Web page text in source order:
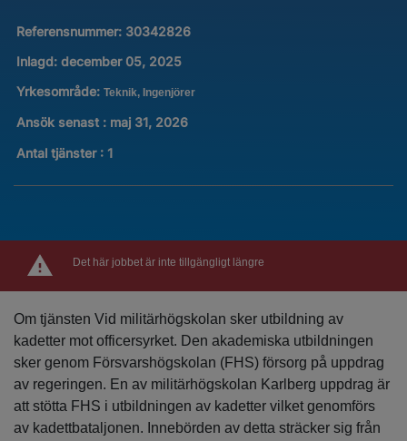
Referensnummer: 30342826
Inlagd: december 05, 2025
Yrkesområde: Teknik, Ingenjörer
Ansök senast : maj 31, 2026
Antal tjänster : 1
Det här jobbet är inte tillgängligt längre
Om tjänsten Vid militärhögskolan sker utbildning av
kadetter mot officersyrket. Den akademiska utbildningen
sker genom Försvarshögskolan (FHS) försorg på uppdrag
av regeringen. En av militärhögskolan Karlberg uppdrag är
att stötta FHS i utbildningen av kadetter vilket genomförs
av kadettbataljonen. Innebörden av detta sträcker sig från